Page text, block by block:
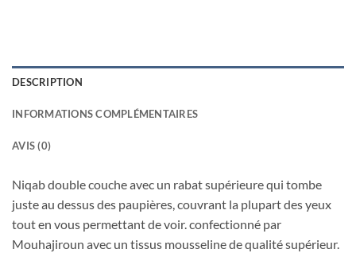
DESCRIPTION
INFORMATIONS COMPLÉMENTAIRES
AVIS (0)
Niqab double couche avec un rabat supérieure qui tombe
juste au dessus des paupières, couvrant la plupart des yeux
tout en vous permettant de voir. confectionné par
Mouhajiroun avec un tissus mousseline de qualité supérieur.